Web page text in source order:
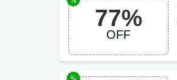
77%
OFF